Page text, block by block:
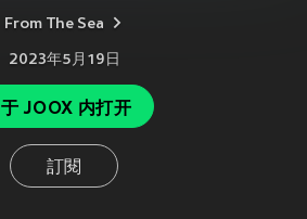
From The Sea
2023年5月19日
于 JOOX 内打开
訂閱